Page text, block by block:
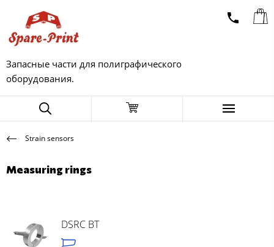
Запасные части для полиграфического
оборудования.
Strain sensors
Measuring rings
DSRC BT